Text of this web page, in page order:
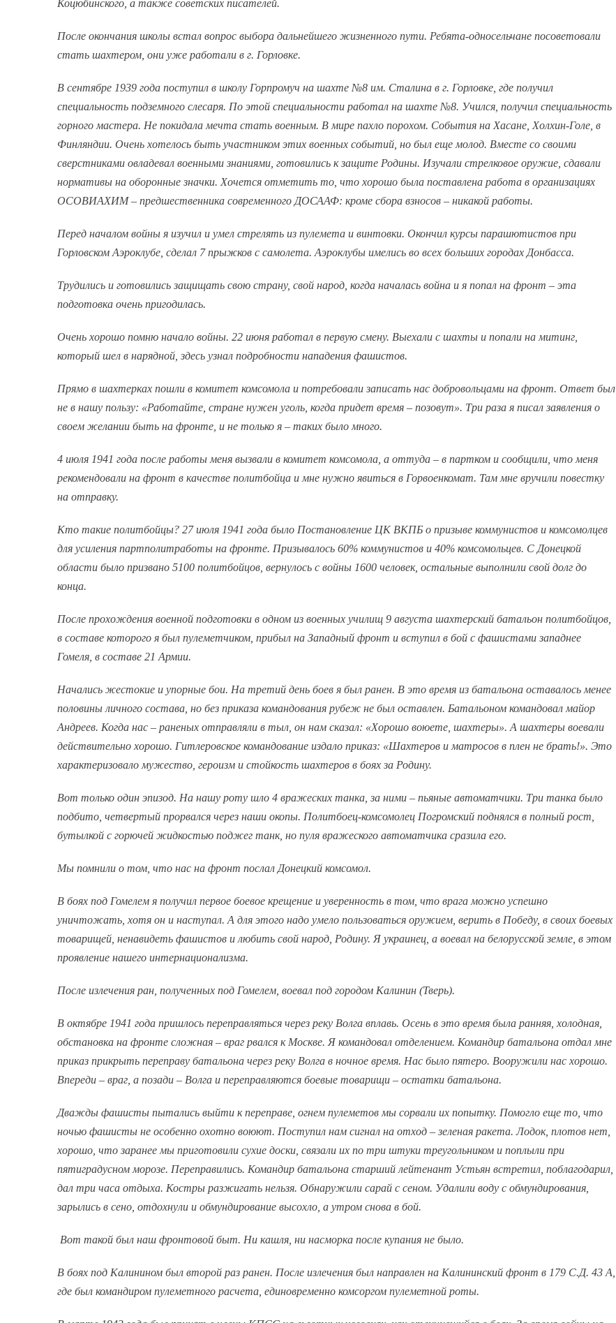
Коцюбинского, а также советских писателей.
После окончания школы встал вопрос выбора дальнейшего жизненного пути. Ребята-односельчане посоветовали
стать шахтером, они уже работали в г. Горловке.
В сентябре 1939 года поступил в школу Горпромуч на шахте №8 им. Сталина в г. Горловке, где получил
специальность подземного слесаря. По этой специальности работал на шахте №8. Учился, получил специальность
горного мастера. Не покидала мечта стать военным. В мире пахло порохом. События на Хасане, Холхин-Голе, в
Финляндии. Очень хотелось быть участником этих военных событий, но был еще молод. Вместе со своими
сверстниками овладевал военными знаниями, готовились к защите Родины. Изучали стрелковое оружие, сдавали
нормативы на оборонные значки. Хочется отметить то, что хорошо была поставлена работа в организациях
ОСОВИАХИМ – предшественника современного ДОСААФ: кроме сбора взносов – никакой работы.
Перед началом войны я изучил и умел стрелять из пулемета и винтовки. Окончил курсы парашютистов при
Горловском Аэроклубе, сделал 7 прыжков с самолета. Аэроклубы имелись во всех больших городах Донбасса.
Трудились и готовились защищать свою страну, свой народ, когда началась война и я попал на фронт – эта
подготовка очень пригодилась.
Очень хорошо помню начало войны. 22 июня работал в первую смену. Выехали с шахты и попали на митинг,
который шел в нарядной, здесь узнал подробности нападения фашистов.
Прямо в шахтерках пошли в комитет комсомола и потребовали записать нас добровольцами на фронт. Ответ был
не в нашу пользу: «Работайте, стране нужен уголь, когда придет время – позовут». Три раза я писал заявления о
своем желании быть на фронте, и не только я – таких было много.
4 июля 1941 года после работы меня вызвали в комитет комсомола, а оттуда – в партком и сообщили, что меня
рекомендовали на фронт в качестве политбойца и мне нужно явиться в Горвоенкомат. Там мне вручили повестку
на отправку.
Кто такие политбойцы? 27 июля 1941 года было Постановление ЦК ВКПБ о призыве коммунистов и комсомолцев
для усиления партполитработы на фронте. Призывалось 60% коммунистов и 40% комсомольцев. С Донецкой
области было призвано 5100 политбойцов, вернулось с войны 1600 человек, остальные выполнили свой долг до
конца.
После прохождения военной подготовки в одном из военных училищ 9 августа шахтерский батальон политбойцов,
в составе которого я был пулеметчиком, прибыл на Западный фронт и вступил в бой с фашистами западнее
Гомеля, в составе 21 Армии.
Начались жестокие и упорные бои. На третий день боев я был ранен. В это время из батальона оставалось менее
половины личного состава, но без приказа командования рубеж не был оставлен. Батальоном командовал майор
Андреев. Когда нас – раненых отправляли в тыл, он нам сказал: «Хорошо воюете, шахтеры». А шахтеры воевали
действительно хорошо. Гитлеровское командование издало приказ: «Шахтеров и матросов в плен не брать!». Это
характеризовало мужество, героизм и стойкость шахтеров в боях за Родину.
Вот только один эпизод. На нашу роту шло 4 вражеских танка, за ними – пьяные автоматчики. Три танка было
подбито, четвертый прорвался через наши окопы. Политбоец-комсомолец Погромский поднялся в полный рост,
бутылкой с горючей жидкостью поджег танк, но пуля вражеского автоматчика сразила его.
Мы помнили о том, что нас на фронт послал Донецкий комсомол.
В боях под Гомелем я получил первое боевое крещение и уверенность в том, что врага можно успешно
уничтожать, хотя он и наступал. А для этого надо умело пользоваться оружием, верить в Победу, в своих боевых
товарищей, ненавидеть фашистов и любить свой народ, Родину. Я украинец, а воевал на белорусской земле, в этом
проявление нашего интернационализма.
После излечения ран, полученных под Гомелем, воевал под городом Калинин (Тверь).
В октябре 1941 года пришлось переправляться через реку Волга вплавь. Осень в это время была ранняя, холодная,
обстановка на фронте сложная – враг рвался к Москве. Я командовал отделением. Командир батальона отдал мне
приказ прикрыть переправу батальона через реку Волга в ночное время. Нас было пятеро. Вооружили нас хорошо.
Впереди – враг, а позади – Волга и переправляются боевые товарищи – остатки батальона.
Дважды фашисты пытались выйти к переправе, огнем пулеметов мы сорвали их попытку. Помогло еще то, что
ночью фашисты не особенно охотно воюют. Поступил нам сигнал на отход – зеленая ракета. Лодок, плотов нет,
хорошо, что заранее мы приготовили сухие доски, связали их по три штуки треугольником и поплыли при
пятиградусном морозе. Переправились. Командир батальона старший лейтенант Устьян встретил, поблагодарил,
дал три часа отдыха. Костры разжигать нельзя. Обнаружили сарай с сеном. Удалили воду с обмундирования,
зарылись в сено, отдохнули и обмундирование высохло, а утром снова в бой.
Вот такой был наш фронтовой быт. Ни кашля, ни насморка после купания не было.
В боях под Калинином был второй раз ранен. После излечения был направлен на Калининский фронт в 179 С.Д. 43 А,
где был командиром пулеметного расчета, единовременно комсоргом пулеметной роты.